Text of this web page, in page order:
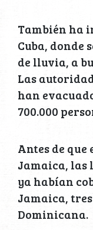
También ha
Cuba, donde
de lluvia, a
Las
han
700.000
Antes de
Jamaica, las
ya habían
Jamaica,
Dominicana.